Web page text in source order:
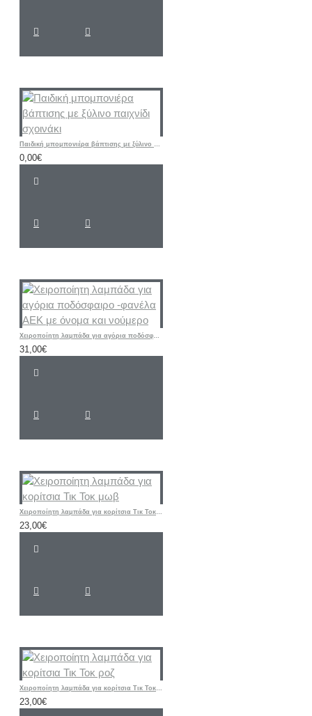
Παιδική μπομπονιέρα βάπτισης με ξύλινο παιχνίδι σχοινάκι
0,00€
Χειροποίητη λαμπάδα για αγόρια ποδόσφαιρο -φανέλα ΑΕΚ με όνομα και νούμερο
31,00€
Χειροποίητη λαμπάδα για κορίτσια Τικ Τοκ μωβ
23,00€
Χειροποίητη λαμπάδα για κορίτσια Τικ Τοκ ροζ
23,00€